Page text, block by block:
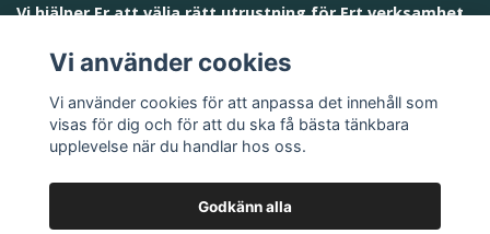
Vi hjälper Er att välja rätt utrustning för Ert verksamhet
Vi använder cookies
Vi använder cookies för att anpassa det innehåll som
visas för dig och för att du ska få bästa tänkbara
upplevelse när du handlar hos oss.
Godkänn alla